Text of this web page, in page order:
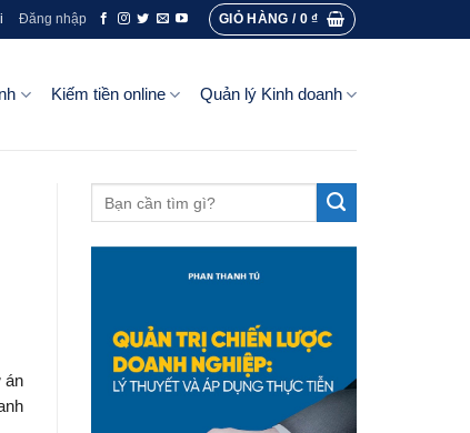
Đăng nhập GIỎ HÀNG / 0₫
Kiếm tiền online Quản lý Kinh doanh
án